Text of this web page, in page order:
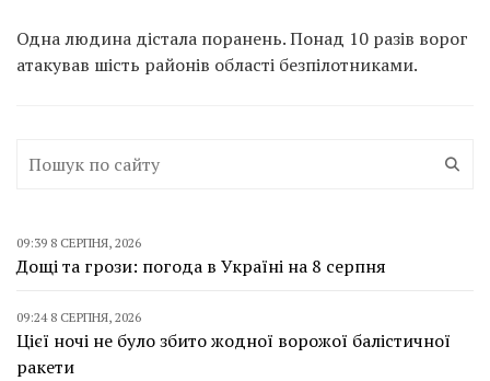
Одна людина дістала поранень. Понад 10 разів ворог
атакував шість районів області безпілотниками.
09:39 8 СЕРПНЯ, 2026
Дощі та грози: погода в Україні на 8 серпня
09:24 8 СЕРПНЯ, 2026
Цієї ночі не було збито жодної ворожої балістичної
ракети